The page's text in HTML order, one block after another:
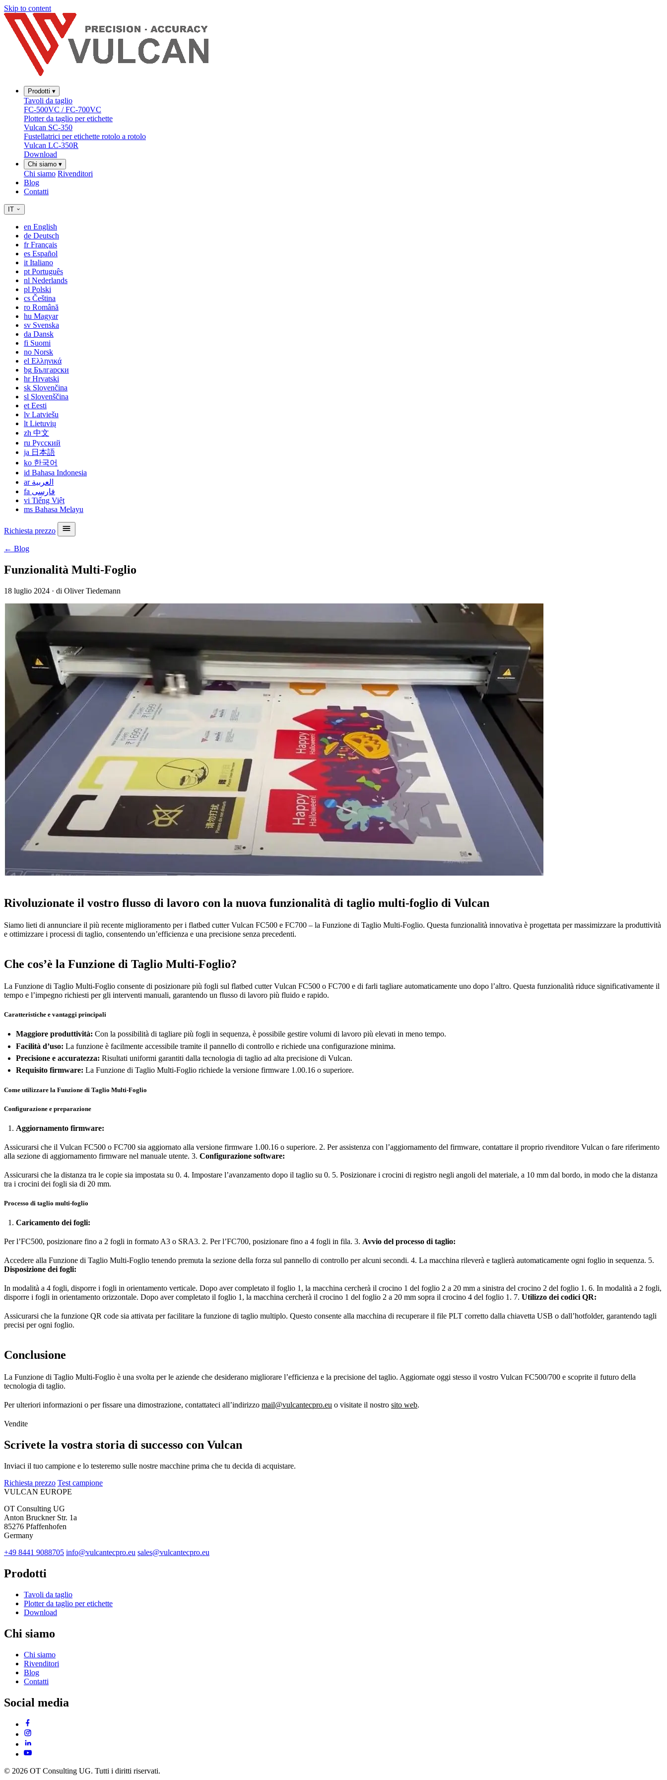
Skip to content
Prodotti ▾
Tavoli da taglio
FC-500VC / FC-700VC
Plotter da taglio per etichette
Vulcan SC-350
Fustellatrici per etichette rotolo a rotolo
Vulcan LC-350R
Download
Chi siamo ▾
Chi siamo Rivenditori
Blog
Contatti
IT
en English
de Deutsch
frFrançais
es Español
it Italiano
pt Português
nl Nederlands
pl Polski
cs Čeština
ro Română
hu Magyar
sv Svenska
da Dansk
fi Suomi
no Norsk
el Ελληνικά
bg Български
hrHrvatski
sk Slovenčina
sl Slovenščina
et Eesti
lv Latviešu
lt Lietuvių
zh 中文
ru Русский
ja 日本語
ko 한국어
id Bahasa Indonesia
ar العربية
fa فارسی
vi Tiếng Việt
ms Bahasa Melayu
Richiesta prezzo
← Blog
Funzionalità Multi-Foglio
18 luglio 2024 · di Oliver Tiedemann
Rivoluzionate il vostro flusso di lavoro con la nuova funzionalità di taglio multi-foglio di Vulcan
Siamo lieti di annunciare il più recente miglioramento per i flatbed cutter Vulcan FC500 e FC700 – la Funzione di Taglio Multi-Foglio. Questa funzionalità innovativa è progettata per massimizzare la produttività
e ottimizzare i processi di taglio, consentendo un’efficienza e una precisione senza precedenti.
Che cos’è la Funzione di Taglio Multi-Foglio?
La Funzione di Taglio Multi-Foglio consente di posizionare più fogli sul flatbed cutter Vulcan FC500 o FC700 e di farli tagliare automaticamente uno dopo l’altro. Questa funzionalità riduce significativamente il
tempo e l’impegno richiesti per gli interventi manuali, garantendo un flusso di lavoro più fluido e rapido.
Caratteristiche e vantaggi principali
Maggiore produttività: Con la possibilità di tagliare più fogli in sequenza, è possibile gestire volumi di lavoro più elevati in meno tempo.
Facilità d’uso: La funzione è facilmente accessibile tramite il pannello di controllo e richiede una configurazione minima.
Precisione e accuratezza: Risultati uniformi garantiti dalla tecnologia di taglio ad alta precisione di Vulcan.
Requisito firmware: La Funzione di Taglio Multi-Foglio richiede la versione firmware 1.00.16 o superiore.
Come utilizzare la Funzione di Taglio Multi-Foglio
Configurazione e preparazione
Aggiornamento firmware:
Assicurarsi che il Vulcan FC500 o FC700 sia aggiornato alla versione firmware 1.00.16 o superiore. 2. Per assistenza con l’aggiornamento del firmware, contattare il proprio rivenditore Vulcan o fare riferimento
alla sezione di aggiornamento firmware nel manuale utente. 3. Configurazione software:
Assicurarsi che la distanza tra le copie sia impostata su 0. 4. Impostare l’avanzamento dopo il taglio su 0. 5. Posizionare i crocini di registro negli angoli del materiale, a 10 mm dal bordo, in modo che la distanza
tra i crocini dei fogli sia di 20 mm.
Processo di taglio multi-foglio
Caricamento dei fogli:
Per l’FC500, posizionare fino a 2 fogli in formato A3 o SRA3. 2. Per l’FC700, posizionare fino a 4 fogli in fila. 3. Avvio del processo di taglio:
Accedere alla Funzione di Taglio Multi-Foglio tenendo premuta la sezione della forza sul pannello di controllo per alcuni secondi. 4. La macchina rileverà e taglierà automaticamente ogni foglio in sequenza. 5.
Disposizione dei fogli:
In modalità a 4 fogli, disporre i fogli in orientamento verticale. Dopo aver completato il foglio 1, la macchina cercherà il crocino 1 del foglio 2 a 20 mm a sinistra del crocino 2 del foglio 1. 6. In modalità a 2 fogli,
disporre i fogli in orientamento orizzontale. Dopo aver completato il foglio 1, la macchina cercherà il crocino 1 del foglio 2 a 20 mm sopra il crocino 4 del foglio 1. 7. Utilizzo dei codici QR:
Assicurarsi che la funzione QR code sia attivata per facilitare la funzione di taglio multiplo. Questo consente alla macchina di recuperare il file PLT corretto dalla chiavetta USB o dall’hotfolder, garantendo tagli
precisi per ogni foglio.
Conclusione
La Funzione di Taglio Multi-Foglio è una svolta per le aziende che desiderano migliorare l’efficienza e la precisione del taglio. Aggiornate oggi stesso il vostro Vulcan FC500/700 e scoprite il futuro della
tecnologia di taglio.
Per ulteriori informazioni o per fissare una dimostrazione, contattateci all’indirizzo mail@vulcantecpro.eu o visitate il nostro sito web.
Vendite
Scrivete la vostra storia di successo con Vulcan
Inviaci il tuo campione e lo testeremo sulle nostre macchine prima che tu decida di acquistare.
Richiesta prezzo Test campione
VULCAN EUROPE
OT Consulting UG
Anton Bruckner Str. 1a
85276 Pfaffenhofen
Germany
+49 8441 9088705 info@vulcantecpro.eu sales@vulcantecpro.eu
Prodotti
Tavoli da taglio
Plotter da taglio per etichette
Download
Chi siamo
Chi siamo
Rivenditori
Blog
Contatti
Social media
© 2026 OT Consulting UG. Tutti i diritti riservati.